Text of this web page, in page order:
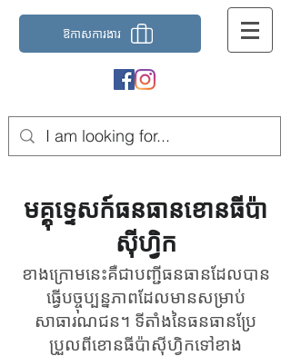
ឱកាស​ការងារ
មគ្គុទ្ទេសក៍ធនធានខោនធីប៉ា
ស៊ីហ្វិក
ខាងក្រោមនេះគឺជាបញ្ជីធនធានដែលបាន
ធ្វើបច្ចុប្បន្នភាពដែលមានសម្រាប់
សាធារណជន។ ទីតាំងនៃធនធានប្រែ
ប្រួលពីខោនធីប៉ាស៊ីហ្វិកទៅខាង